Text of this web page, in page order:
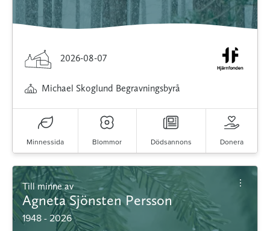
2026-08-07
Michael Skoglund Begravningsbyrå
Minnessida Blommor Dödsannons Donera
Till minne av
Agneta Sjönsten Persson
1948 - 2026